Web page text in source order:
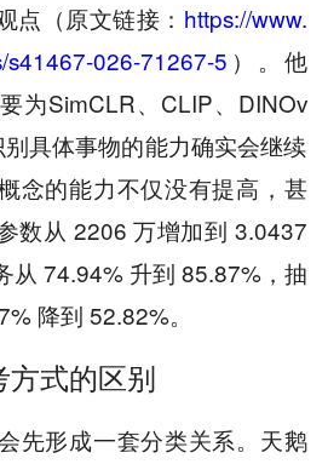
点（原文链接： https://www.
s41467-026-71267-5 ）。他
为SimCLR、CLIP、DINOv
具体事物的能力确实会继续
念的能力不仅没有提高，甚
数从 2206 万增加到 3.0437
从 74.94% 升到 85.87%，抽
降到 52.82%。
方式的区别
先形成一套分类关系。天鹅